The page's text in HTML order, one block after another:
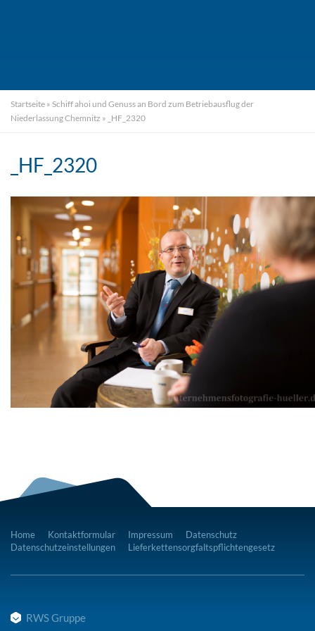
Startseite » Schiff ahoi und Genuss an Bord zum Betriebausflug der
Niederlassung Chemnitz » _HF_2320
_HF_2320
Home Kontaktformular Impressum
Datenschutz
Datenschutzeinstellungen
Lieferkettensorgfaltspflichtengesetz
RWS Gruppe